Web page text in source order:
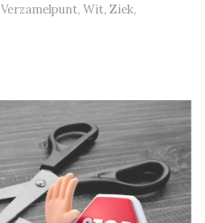
Verzamelpunt, Wit, Ziek,